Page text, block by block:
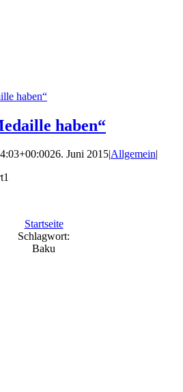
haben“
haben“
26. Juni 2015|Allgemein|
Startseite
Schlagwort:
Baku